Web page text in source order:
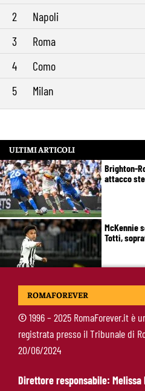
2
Napoli
3
Roma
4
Como
5
Milan
ULTIMI ARTICOLI
Brighton-
attacco
McKennie
Totti,
Roma-
ROMAFOREVER
©1996 – 2025 RomaForever.it è
registrata presso il Tribunale di
20/06/2024
Direttore responsabile: Melissa